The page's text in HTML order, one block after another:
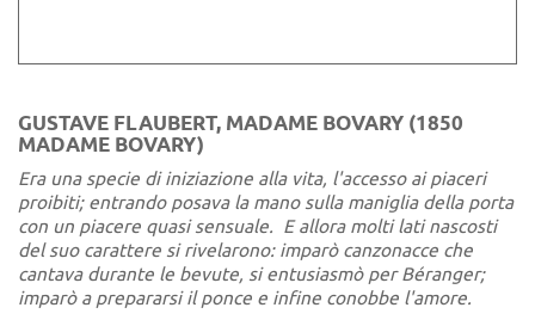
GUSTAVE FLAUBERT, MADAME BOVARY (1850
MADAME BOVARY)​
Era una specie di iniziazione alla vita, l'accesso ai piaceri
proibiti; entrando posava la mano sulla maniglia della porta
con un piacere quasi sensuale. E allora molti lati nascosti
del suo carattere si rivelarono: imparò canzonacce che
cantava durante le bevute, si entusiasmò per Béranger;
imparò a prepararsi il ponce e infine conobbe l'amore.